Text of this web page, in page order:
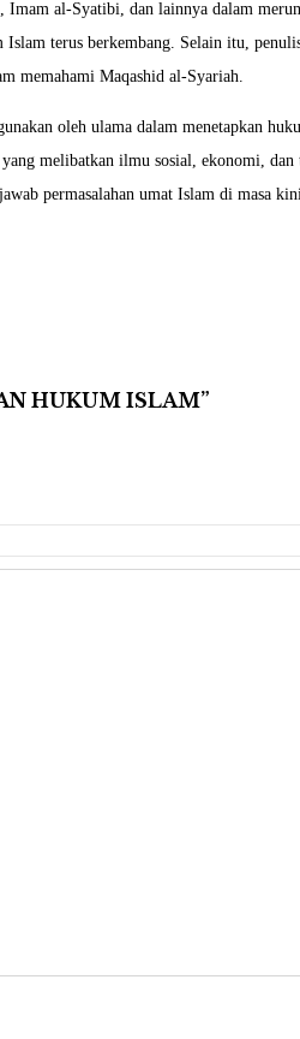
Imam al-Syatibi, dan lainnya dalam
terus berkembang. Selain itu,
memahami Maqashid al-Syariah.
oleh ulama dalam menetapkan
melibatkan ilmu sosial, ekonomi,
permasalahan umat Islam di masa
HUKUM ISLAM”